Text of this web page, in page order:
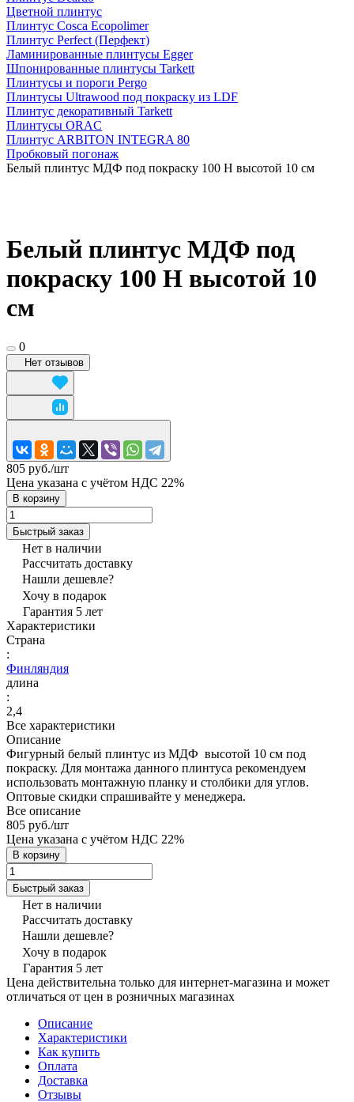
Цветной плинтус
Плинтус Cosca Ecopolimer
Плинтус Perfect (Перфект)
Ламинированные плинтусы Egger
Шпонированные плинтусы Tarkett
Плинтусы и пороги Pergo
Плинтусы Ultrawood под покраску из LDF
Плинтус декоративный Tarkett
Плинтусы ORAC
Плинтус ARBITON INTEGRA 80
Пробковый погонаж
Белый плинтус МДФ под покраску 100 Н высотой 10 см
Белый плинтус МДФ под
покраску 100 Н высотой 10
см
0
Нет отзывов
805 руб./шт
Цена указана с учётом НДС 22%
В корзину
Быстрый заказ
Нет в наличии
Рассчитать доставку
Нашли дешевле?
Хочу в подарок
Гарантия 5 лет
Характеристики
Страна
:
Финляндия
длина
:
2,4
Все характеристики
Описание
Фигурный белый плинтус из МДФ высотой 10 см под
покраску. Для монтажа данного плинтуса рекомендуем
использовать монтажную планку и столбики для углов.
Оптовые скидки спрашивайте у менеджера.
Все описание
805 руб./шт
Цена указана с учётом НДС 22%
В корзину
Быстрый заказ
Нет в наличии
Рассчитать доставку
Нашли дешевле?
Хочу в подарок
Гарантия 5 лет
Цена действительна только для интернет-магазина и может
отличаться от цен в розничных магазинах
Описание
Характеристики
Как купить
Оплата
Доставка
Отзывы